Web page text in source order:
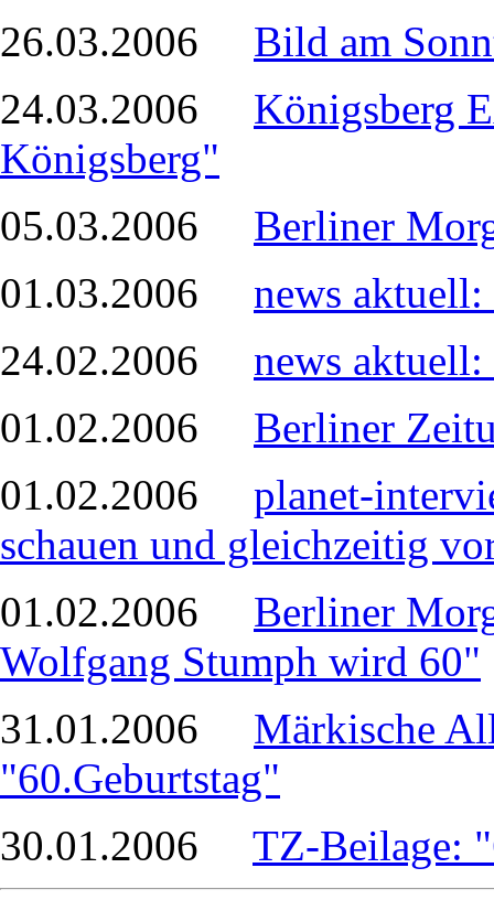
26.03.2006 Bild am
24.03.2006 Königsberg
Königsberg"
05.03.2006 Berliner
01.03.2006 news
24.02.2006 news
01.02.2006 Berliner
01.02.2006 planet-
schauen und gleichzeitig
01.02.2006 Berliner
Wolfgang Stumph wird 60"
31.01.2006 Märkische
"60.Geburtstag"
30.01.2006 TZ-Beilage: